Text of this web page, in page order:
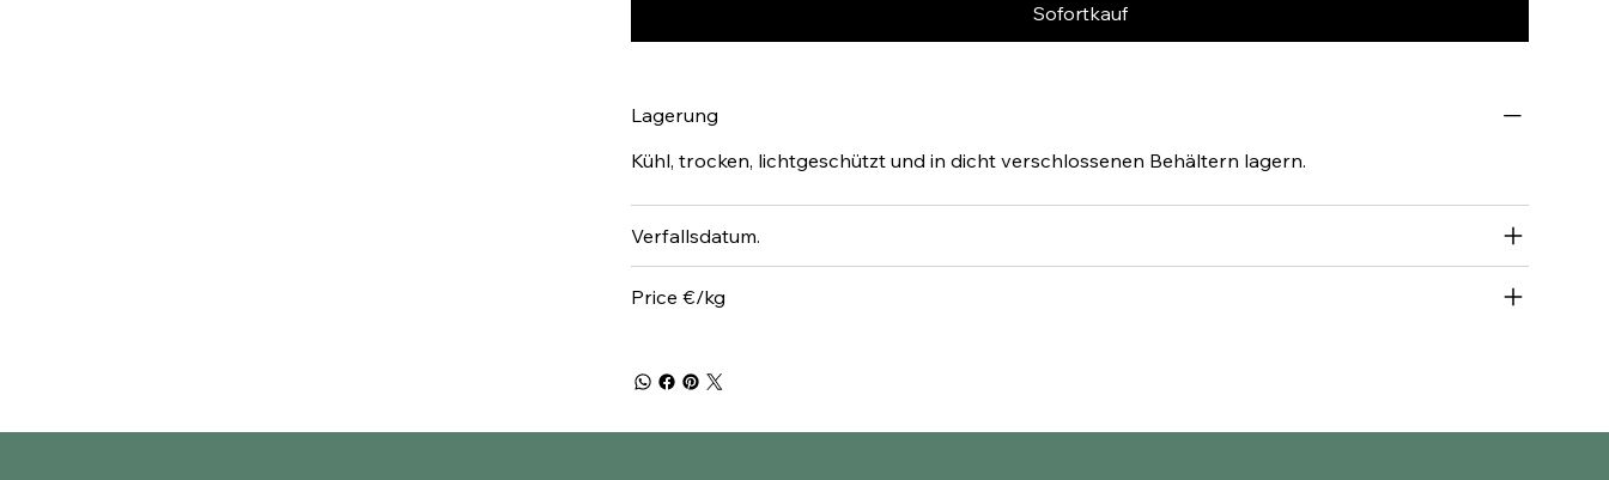
Sofortkauf
Lagerung
Kühl, trocken, lichtgeschützt und in dicht verschlossenen Behältern lagern.
Verfallsdatum.
Price €/kg